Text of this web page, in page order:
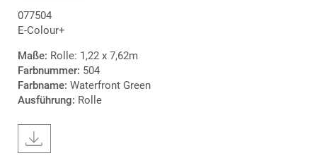
077504
E-Colour+
Maße: Rolle: 1,22 x 7,62m
Farbnummer: 504
Farbname: Waterfront Green
Ausführung: Rolle